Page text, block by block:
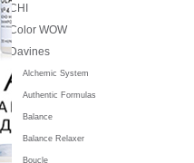
CHI
Color WOW
Davines
Alchemic System
Authentic Formulas
Balance
Balance Relaxer
Boucle